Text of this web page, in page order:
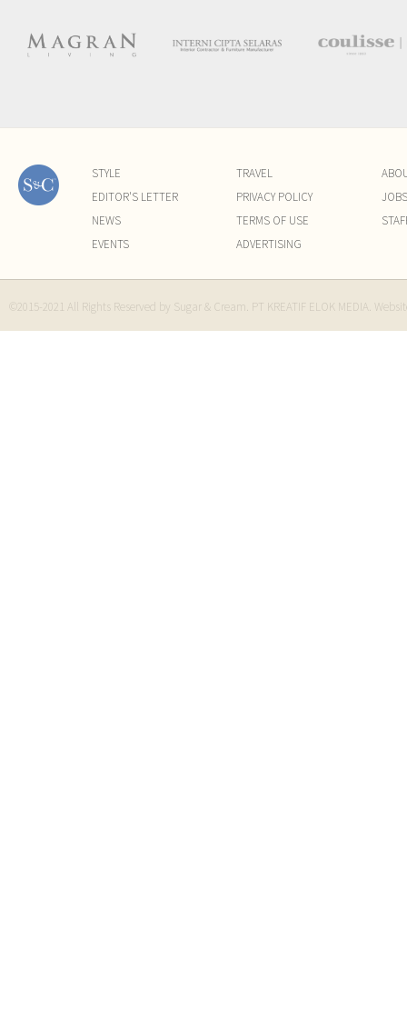
STYLE
EDITOR'S LETTER
NEWS
EVENTS
TRAVEL
PRIVACY POLICY
TERMS OF USE
ADVERTISING
JOBS
©2015-2021 All Rights Reserved by Sugar & Cream. PT KREATIF ELOK MEDIA.